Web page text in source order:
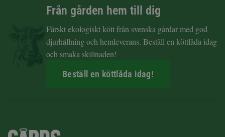
Från gården hem till dig
Färskt ekologiskt kött från svenska gårdar med god
djurhållning och hemleverans. Beställ en köttlåda idag
och smaka skillnaden!
Beställ en köttlåda idag!